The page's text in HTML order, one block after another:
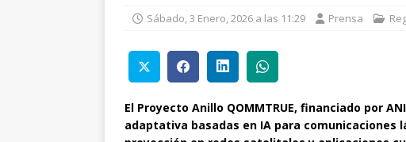
Sábado, 3 Enero, 2026 a las 11:29 Prensa
El Proyecto Anillo QOMMTRUE, financiado por
adaptativa basadas en IA para comunicaciones